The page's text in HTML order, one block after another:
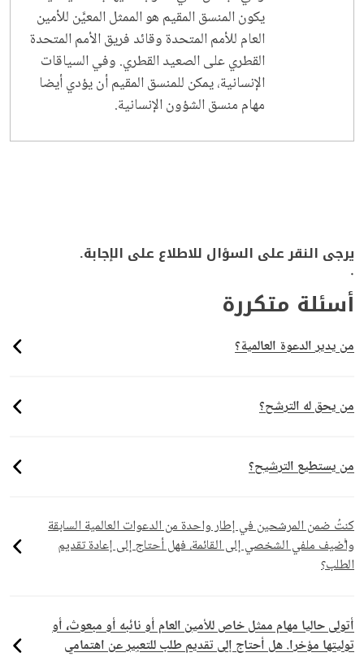
يكون المنسق المقيم هو الممثل المعيَّن للأمين
العام للأمم المتحدة وقائد فريق الأمم المتحدة
القطري على الصعيد القطري. وفي السياقات
الإنسانية، يمكن للمنسق المقيم أن يؤدي أيضا
مهام منسق الشؤون الإنسانية.
يرجى النقر على السؤال للاطلاع على الإجابة.
.
أسئلة متكررة
من يدير الدعوة العالمية؟
من يحق له الترشح؟
من يستطيع الترشيح؟
كنتُ ضمن المرشحين في إطار واحدة من الدعوات العالمية السابقة
وأُضيف ملفي الشخصي إلى القائمة، فهل أحتاج إلى إعادة تقديم
الطلب؟
أتولى حاليا مهام ممثل خاص للأمين العام أو نائبه أو مبعوث، أو
توليتها مؤخرا. هل أحتاج إلى تقديم طلب للتعبير عن اهتمامي